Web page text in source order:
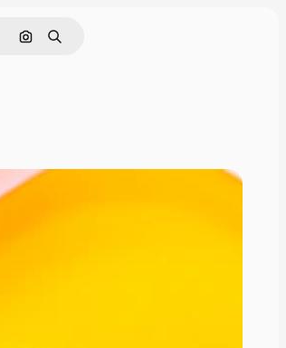
Поиск по изображению
Поиск